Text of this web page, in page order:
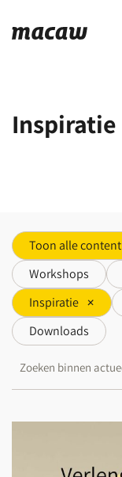
Inspiratie
Toon alle content
Workshops
Inspiratie
Downloads